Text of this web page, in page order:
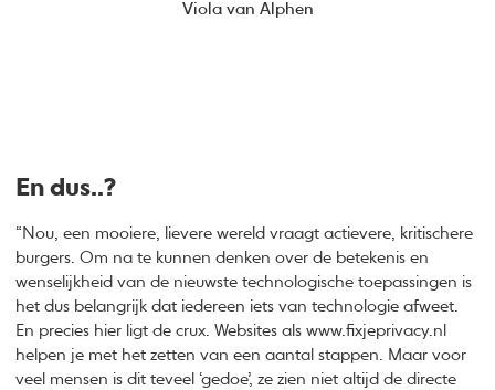
Viola van Alphen
En dus..?
“Nou, een mooiere, lievere wereld vraagt actievere, kritischere
burgers. Om na te kunnen denken over de betekenis en
wenselijkheid van de nieuwste technologische toepassingen is
het dus belangrijk dat iedereen iets van technologie afweet.
En precies hier ligt de crux. Websites als www.fixjeprivacy.nl
helpen je met het zetten van een aantal stappen. Maar voor
veel mensen is dit teveel ‘gedoe’, ze zien niet altijd de directe